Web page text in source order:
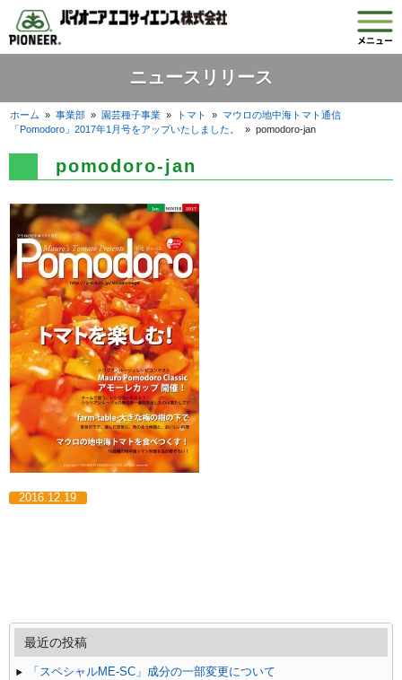
ニュースリリース
ホーム »事業部 »園芸種子事業 » トマト »マウロの地中海トマト通信
「Pomodoro」2017年1月号をアップいたしました。
»pomodoro-jan
pomodoro-jan
2016.12.19
最近の投稿
「スペシャルME-SC」成分の一部変更について